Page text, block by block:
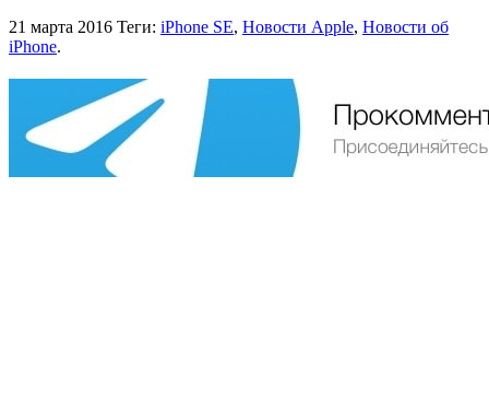
21 марта 2016 Теги: iPhone SE, Новости Apple, Новости об
iPhone.